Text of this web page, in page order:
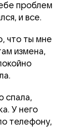
проблем
и все.
что ты мне
измена,
спала,
У него
телефону,